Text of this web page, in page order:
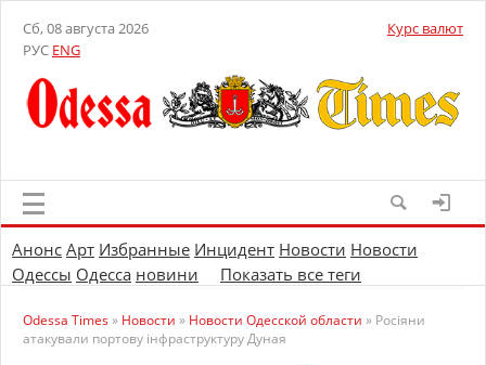
Сб, 08 августа 2026
РУС ENG
Курс валют
Анонс Арт Избранные Инцидент Новости Новости
Одессы Одесса новини Показать все теги
Odessa Times» Новости » Новости Одесской области » Росіяни
атакували портову інфраструктуру Дуная